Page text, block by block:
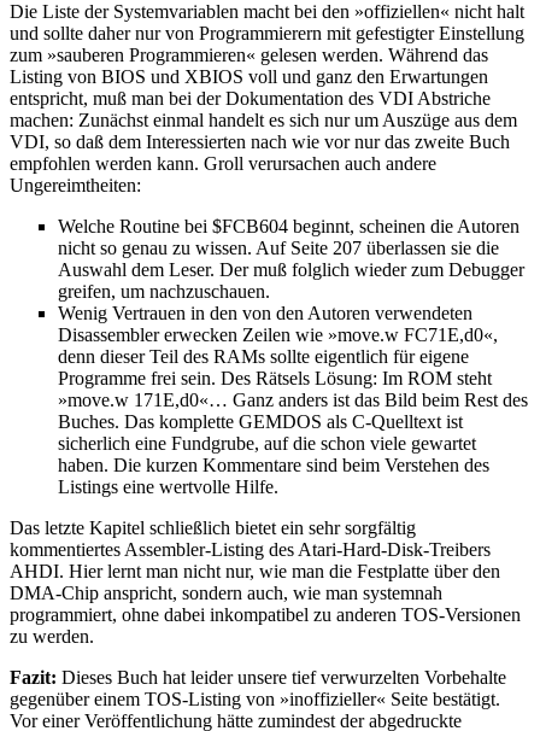
Die Liste der Systemvariablen macht bei den »offiziellen« nicht halt
und sollte daher nur von Programmierern mit gefestigter Einstellung
zum »sauberen Programmieren« gelesen werden. Während das
Listing von BIOS und XBIOS voll und ganz den Erwartungen
entspricht, muß man bei der Dokumentation des VDI Abstriche
machen: Zunächst einmal handelt es sich nur um Auszüge aus dem
VDI, so daß dem Interessierten nach wie vor nur das zweite Buch
empfohlen werden kann. Groll verursachen auch andere
Ungereimtheiten:
Welche Routine bei $FCB604 beginnt, scheinen die Autoren
nicht so genau zu wissen. Auf Seite 207 überlassen sie die
Auswahl dem Leser. Der muß folglich wieder zum Debugger
greifen, um nachzuschauen.
Wenig Vertrauen in den von den Autoren verwendeten
Disassembler erwecken Zeilen wie »move.w FC71E,d0«,
denn dieser Teil des RAMs sollte eigentlich für eigene
Programme frei sein. Des Rätsels Lösung: Im ROM steht
»move.w 171E,d0«… Ganz anders ist das Bild beim Rest des
Buches. Das komplette GEMDOS als C-Quelltext ist
sicherlich eine Fundgrube, auf die schon viele gewartet
haben. Die kurzen Kommentare sind beim Verstehen des
Listings eine wertvolle Hilfe.
Das letzte Kapitel schließlich bietet ein sehr sorgfältig
kommentiertes Assembler-Listing des Atari-Hard-Disk-Treibers
AHDI. Hier lernt man nicht nur, wie man die Festplatte über den
DMA-Chip anspricht, sondern auch, wie man systemnah
programmiert, ohne dabei inkompatibel zu anderen TOS-Versionen
zu werden.
Fazit: Dieses Buch hat leider unsere tief verwurzelten Vorbehalte
gegenüber einem TOS-Listing von »inoffizieller« Seite bestätigt.
Vor einer Veröffentlichung hätte zumindest der abgedruckte